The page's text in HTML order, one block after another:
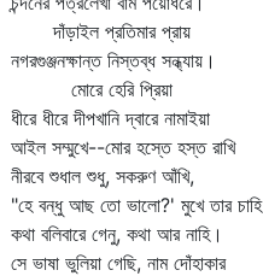
দাঁড়াইল প্রতিমার প্রায়
নগরগুঞ্জনক্ষান্ত নিস্তব্ধ সন্ধ্যায়।
মোরে হেরি প্রিয়া
ধীরে ধীরে দীপখানি দ্বারে নামাইয়া
আইল সম্মুখে--মোর হস্তে হস্ত রাখি
নীরবে শুধাল শুধু, সকরুণ আঁখি,
"হে বন্ধু আছ তো ভালো?' মুখে তার চাহি
কথা বলিবারে গেনু, কথা আর নাহি।
সে ভাষা ভুলিয়া গেছি, নাম দোঁহাকার